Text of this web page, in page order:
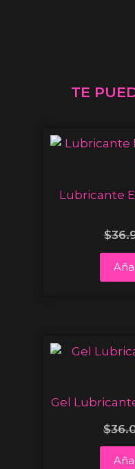
TE
Lubricante
$
Gel
$